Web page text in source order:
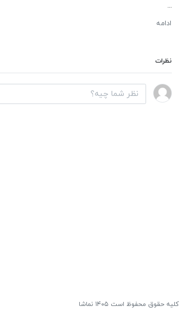
...
ادامه
نظرات
کلیه حقوق محفوظ است ۱۴۰۵ نماشا